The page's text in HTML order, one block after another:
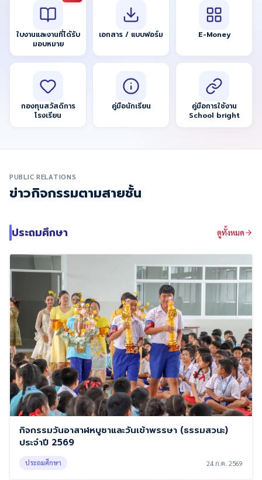
ใบงานและงานที่ได้รับ
มอบหมาย
เอกสาร / แบบฟอร์ม E-Money
กองทุนสวัสดิการ
โรงเรียน
คู่มือนักเรียน
คู่มือการใช้งาน
School bright
PUBLIC RELATIONS
ข่าวกิจกรรมตามสายชั้น
ประถมศึกษา ดูทั้งหมด
กิจกรรมวันอาสาฬหบูชาและวันเข้าพรรษา (ธรรมสวนะ)
ประจำปี 2569
ประถมศึกษา 24 ก.ค. 2569